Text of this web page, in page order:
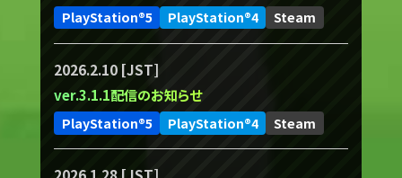
PlayStation®5 PlayStation®4 Steam
2026.2.10 [JST]
ver.3.1.1配信のお知らせ
PlayStation®5 PlayStation®4 Steam